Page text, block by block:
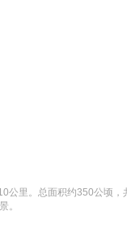
公里。总面积约350公顷
。